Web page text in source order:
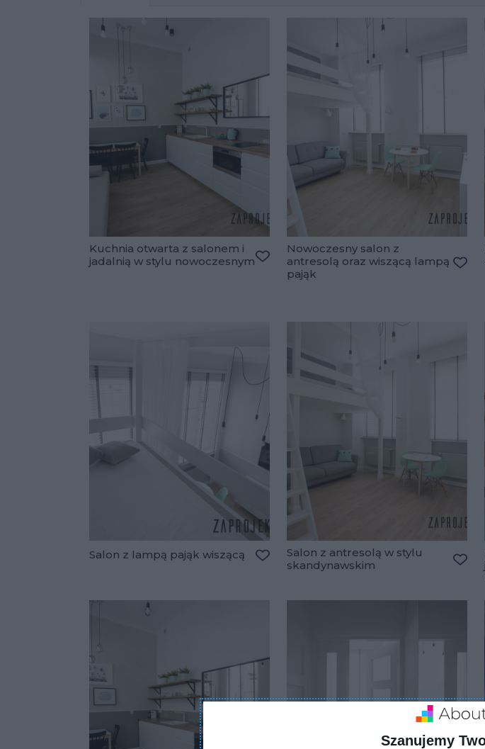
Szanujemy
Kuchnia otwarta z salonem i
jadalnią w stylu nowoczesnym
Dodaj do ulubionych
Nowoczesny salon z
antresolą oraz wiszącą lampą
pająk
Salon z lampą pająk wiszącą
Dodaj do ulubionych
Salon z antresolą w stylu
skandynawskim